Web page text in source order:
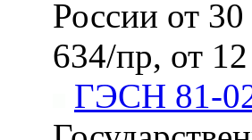
России от
634/пр, от
ГЭСН 81-